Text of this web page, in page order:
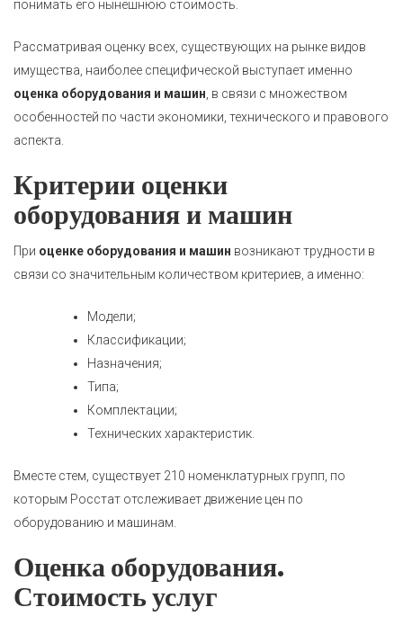
понимать его нынешнюю стоимость.
Рассматривая оценку всех, существующих на рынке видов
имущества, наиболее специфической выступает именно
оценка оборудования и машин , в связи с множеством
особенностей по части экономики, технического и правового
аспекта.
Критерии оценки
оборудования и машин
При оценке оборудования и машин возникают трудности в
связи со значительным количеством критериев, а именно:
Модели;
Классификации;
Назначения;
Типа;
Комплектации;
Технических характеристик.
Вместе стем, существует 210 номенклатурных групп, по
которым Росстат отслеживает движение цен по
оборудованию и машинам.
Оценка оборудования.
Стоимость услуг